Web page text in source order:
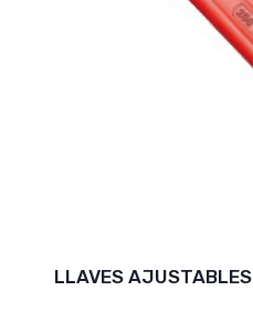
LLAVES AJUSTABLES